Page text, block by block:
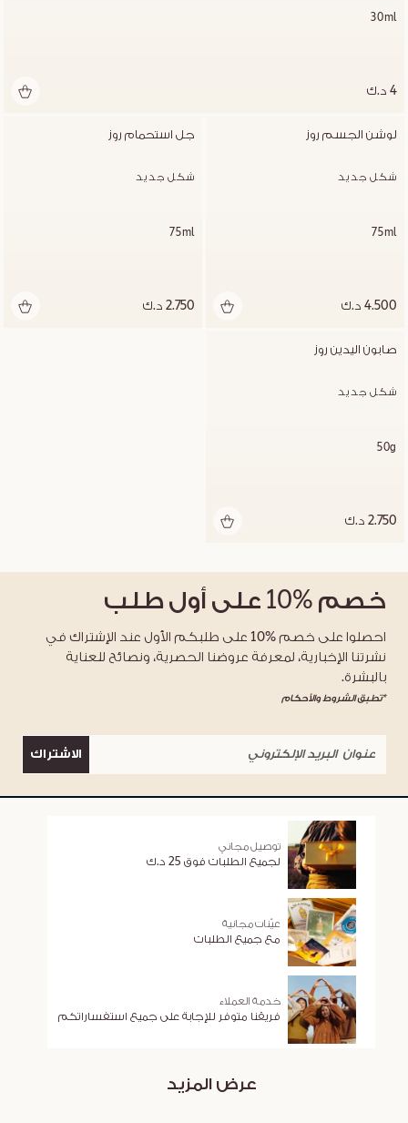
30ml
4 د.ك
لوشن الجسم روز
شكل جديد
75ml
4.500 د.ك
جل استحمام روز
شكل جديد
75ml
2.750 د.ك
صابون اليدين روز
شكل جديد
50g
2.750 د.ك
خصم %10 على أول طلب
احصلوا على خصم %10 على طلبكم الأول عند الإشتراك في
نشرتنا الإخبارية، لمعرفة عروضنا الحصرية، ونصائح للعناية
بالبشرة.
*تطبق الشروط والأحكام
الاشتراك
توصيل مجاني
لجميع الطلبات فوق 25 د.ك
عيّنات مجانية
مع جميع الطلبات
خدمة العملاء
فريقنا متوفر للإجابة على جميع استفساراتكم
عرض المزيد